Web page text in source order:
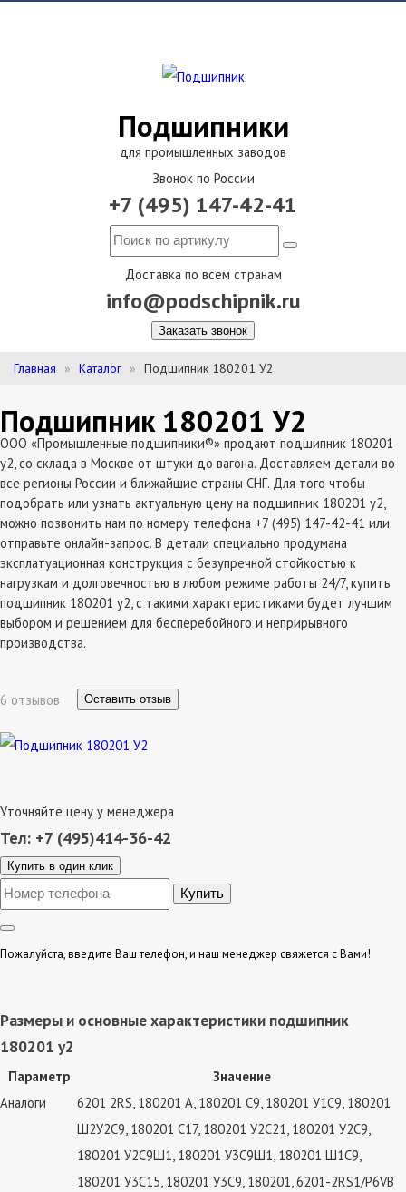
Подшипники
для промышленных заводов
Звонок по России
+7 (495) 147-42-41
Доставка по всем странам
info@podschipnik.ru
Заказать звонок
Главная Каталог Подшипник 180201 У2
Подшипник 180201 У2
ООО «Промышленные подшипники®» продают подшипник 180201
у2, со склада в Москве от штуки до вагона. Доставляем детали во
все регионы России и ближайшие страны СНГ. Для того чтобы
подобрать или узнать актуальную цену на подшипник 180201 у2,
можно позвонить нам по номеру телефона +7 (495) 147-42-41 или
отправьте онлайн-запрос. В детали специально продумана
эксплатуационная конструкция с безупречной стойкостью к
нагрузкам и долговечностью в любом режиме работы 24/7, купить
подшипник 180201 у2, с такими характеристиками будет лучшим
выбором и решением для бесперебойного и неприрывного
производства.
6 отзывов Оставить отзыв
Уточняйте цену у менеджера
Тел: +7 (495)414-36-42
Купить в один клик
Пожалуйста, введите Ваш телефон, и наш менеджер свяжется с Вами!
Размеры и основные характеристики подшипник
180201 у2
Параметр
Значение
Аналоги
6201 2RS, 180201 А, 180201 С9, 180201 У1С9, 180201
Ш2У2С9, 180201 С17, 180201 У2С21, 180201 У2С9,
180201 У2С9Ш1, 180201 У3С9Ш1, 180201 Ш1С9,
180201 У3С15, 180201 У3С9, 180201, 6201-2RS1/P6VB